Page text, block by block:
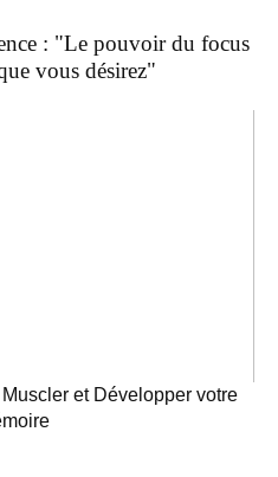
: "Le pouvoir du focus
vous désirez"
et Développer votre